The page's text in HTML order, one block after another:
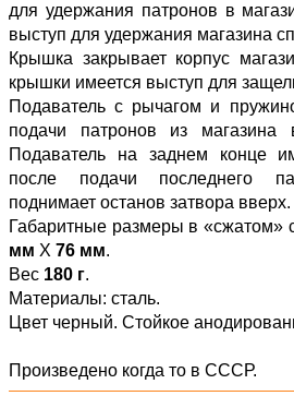
для удержания патронов в
выступ для удержания магазина
Крышка закрывает корпус
крышки имеется выступ для
Подаватель с рычагом и
подачи патронов из магазина
Подаватель на заднем конце
после подачи последнего
поднимает останов затвора вверх.
Габаритные размеры в «сжатом»
мм Х 76 мм.
Вес 180 г.
Материалы: сталь.
Цвет черный. Стойкое
Произведено когда то в СССР.